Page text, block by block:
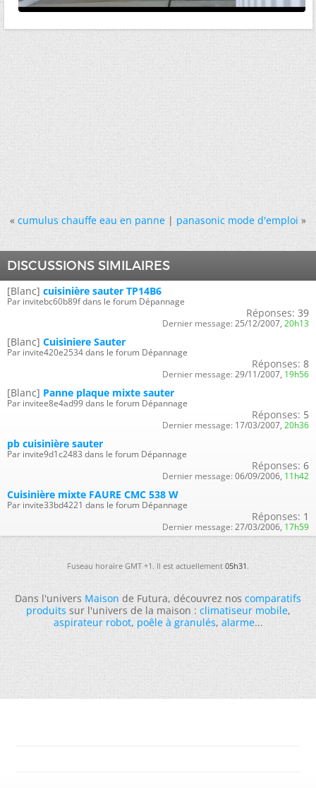
« cumulus chauffe eau en panne|panasonic mode d'emploi »
DISCUSSIONS SIMILAIRES
[Blanc] cuisinière sauter TP14B6
Par invitebc60b89f dans le forum Dépannage
Réponses: 39
Dernier message: 25/12/2007, 20h13
[Blanc] Cuisiniere Sauter
Par invite420e2534 dans le forum Dépannage
Réponses: 8
Dernier message: 29/11/2007, 19h56
[Blanc] Panne plaque mixte sauter
Par invitee8e4ad99 dans le forum Dépannage
Réponses: 5
Dernier message: 17/03/2007, 20h36
pb cuisinière sauter
Par invite9d1c2483 dans le forum Dépannage
Réponses: 6
Dernier message: 06/09/2006, 11h42
Cuisinière mixte FAURE CMC 538 W
Par invite33bd4221 dans le forum Dépannage
Réponses: 1
Dernier message: 27/03/2006, 17h59
Fuseau horaire GMT +1. Il est actuellement05h31.
Dans l'universMaisonde Futura, découvrez noscomparatifs
produitssur l'univers de la maison :climatiseur mobile,
aspirateur robot,poêle à granulés,alarme...